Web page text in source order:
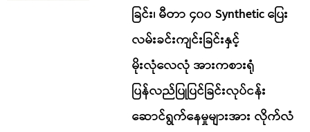
ခြင်း၊ မီတာ ၄၀၀ Synthetic ပြေး
လမ်းခင်းကျင်းခြင်းနှင့်
မိုးလုံလေလုံ အားကစားရုံ
ပြန်လည်ပြုပြင်ခြင်းလုပ်ငန်း
ဆောင်ရွက်နေမှုများအား လိုက်လံ